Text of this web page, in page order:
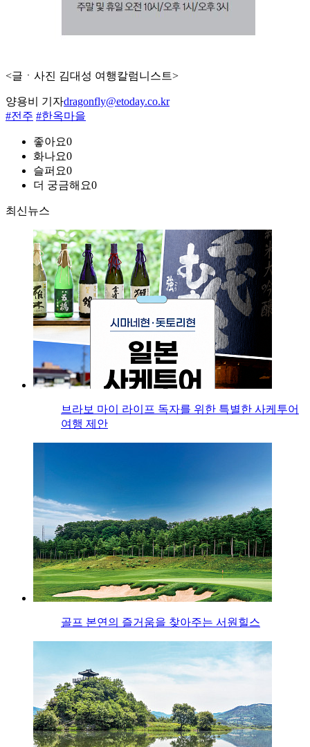
<글ㆍ사진 김대성 여행칼럼니스트>
양용비 기자dragonfly@etoday.co.kr
#전주 #한옥마을
좋아요0
화나요0
슬퍼요0
더 궁금해요0
최신뉴스
브라보 마이 라이프 독자를 위한 특별한 사케투어
여행 제안
골프 본연의 즐거움을 찾아주는 서원힐스